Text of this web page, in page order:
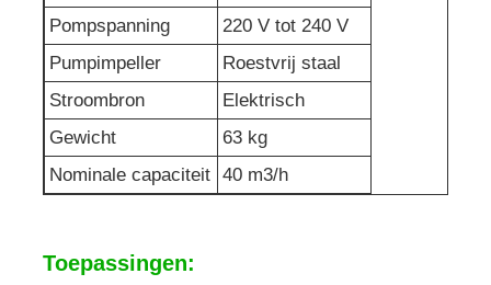
Pompspanning
220 V tot 240 V
Pumpimpeller
Roestvrij staal
Stroombron
Elektrisch
Gewicht
63 kg
Nominale capaciteit 40 m3/h
Toepassingen: